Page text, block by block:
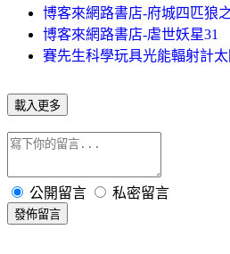
博客來網路書店-府城四匹狼
博客來網路書店-虐世妖星31
賽先生科學玩具光能輻射計
載入更多
公開留言 私密留言
發佈留言